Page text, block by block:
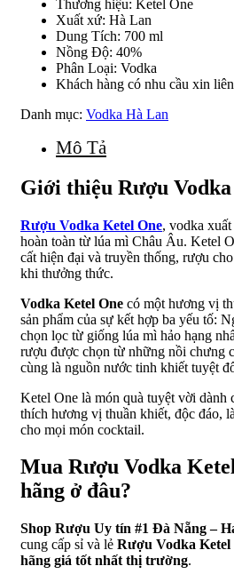
Thương hiệu: Ketel One
Xuất xứ: Hà Lan
Dung Tích: 700 ml
Nồng Độ: 40%
Phân Loại: Vodka
Khách hàng có nhu cầu xin
Danh mục: Vodka Hà Lan
Mô Tả
Giới thiệu Rượu
Rượu Vodka Ketel One, vodka
hoàn toàn từ lúa mì Châu Âu. Ketel
cất hiện đại và truyền thống, rượu
khi thưởng thức.
Vodka Ketel One có một hương vị
sản phẩm của sự kết hợp ba yếu tố:
chọn lọc từ giống lúa mì hảo hạng
rượu được chọn từ những nồi chưng
cùng là nguồn nước tinh khiết tuyệt
Ketel One là món quà tuyệt vời dành
thích hương vị thuần khiết, độc đáo,
cho mọi món cocktail.
Mua Rượu Vodka
hãng ở đâu?
Shop Rượu Uy tín #1 Đà Nẵng –
cung cấp sỉ và lẻ Rượu Vodka Ketel
hãng giá tốt nhất thị trường.